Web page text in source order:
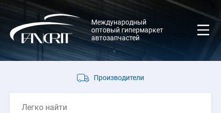
Международный
оптовый гипермаркет
автозапчастей
Производители